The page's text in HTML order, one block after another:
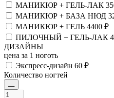
МАНИКЮР + ГЕЛЬ-ЛАК
МАНИКЮР + БАЗА НЮД
МАНИКЮР + ГЕЛЬ 4400 ₽
ПИЛОЧНЫЙ + ГЕЛЬ-ЛАК
ДИЗАЙНЫ
цена за 1 ноготь
Экспресс-дизайн 60 ₽
Количество ногтей